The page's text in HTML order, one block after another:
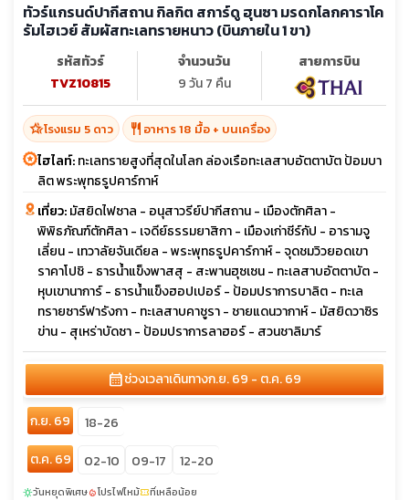
ทัวร์แกรนด์ปากีสถาน กิลกิต สการ์ดู ฮุนซา มรดกโลกคาราโค
รัมไฮเวย์ สัมผัสทะเลทรายหนาว (บินภายใน 1 ขา)
รหัสทัวร์
TVZ10815
จำนวนวัน
9 วัน 7 คืน
สายการบิน
hotel_classโรงแรม 5 ดาว restaurant อาหาร 18 มื้อ + บนเครื่อง
ไฮไลท์:ทะเลทรายสูงที่สุดในโลก ล่องเรือทะเลสาบอัตตาบัต ป้อมบา
ลิต พระพุทธรูปคาร์กาห์
เที่ยว:มัสยิดไฟซาล - อนุสาวรีย์ปากีสถาน - เมืองตักศิลา -
พิพิธภัณฑ์ตักศิลา - เจดีย์ธรรมยาสิกา - เมืองเก่าชีร์กัป - อารามจู
เลี่ยน - เทวาลัยจันเดียล - พระพุทธรูปคาร์กาห์ - จุดชมวิวยอดเขา
ราคาโปชิ - ธารน้ำแข็งพาสสุ - สะพานฮุซเซน - ทะเลสาบอัตตาบัต -
หุบเขานาการ์ - ธารน้ำแข็งฮอปเปอร์ - ป้อมปราการบาลิต - ทะเล
ทรายซาร์ฟารังกา - ทะเลสาบคาชูรา - ชายแดนวากาห์ - มัสยิดวาซิร
ข่าน - สุเหร่าบัดซา - ป้อมปราการลาฮอร์ - สวนชาลิมาร์
calendar_monthช่วงเวลาเดินทางก.ย. 69 - ต.ค. 69
ก.ย. 69
18-26
ต.ค. 69
02-10 09-17 12-20
sunnyวันหยุดพิเศษlocal_fire_departmentโปรไฟไหม้confirmation_numberที่เหลือน้อย